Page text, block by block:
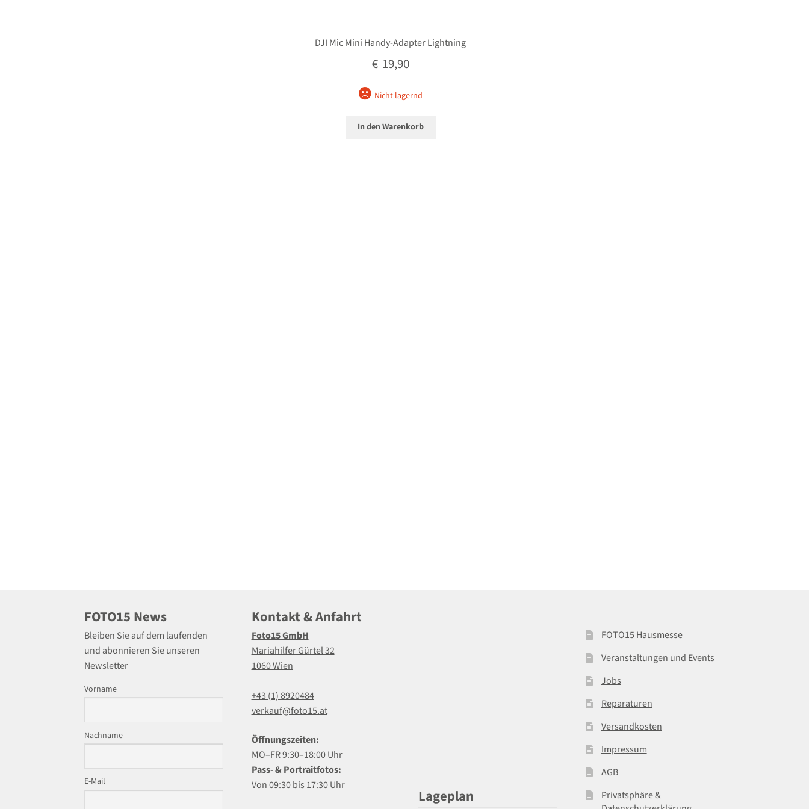
DJI Mic Mini Handy-Adapter Lightning
€ 19,90
Nicht lagernd
In den Warenkorb
FOTO15 News
Bleiben Sie auf dem laufenden
und abonnieren Sie unseren
Newsletter
Vorname
Nachname
E-Mail
Kontakt & Anfahrt
Foto15 GmbH
Mariahilfer Gürtel 32
1060 Wien
+43 (1) 8920484
verkauf@foto15.at
Öffnungszeiten:
MO–FR 9:30–18:00 Uhr
Pass- & Portraitfotos:
Von 09:30 bis 17:30 Uhr
Lageplan
FOTO15 Hausmesse
Veranstaltungen und Events
Jobs
Reparaturen
Versandkosten
Impressum
AGB
Privatsphäre &